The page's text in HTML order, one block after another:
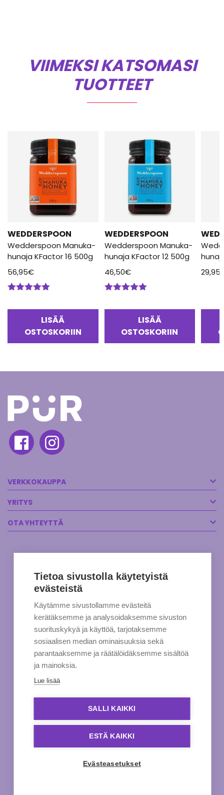
VIIMEKSI KATSOMASI
TUOTTEET
WEDDERSPOON
Wedderspoon Manuka-
hunaja KFactor 16 500g
56,95€
LISÄÄ
OSTOSKORIIN
WEDDERSPOON
Wedderspoon Manuka-
hunaja KFactor 12 500g
46,50€
LISÄÄ
OSTOSKORIIN
29,95
VERKKOKAUPPA
YRITYS
OTA YHTEYTTÄ
Tietoa sivustolla käytetyistä
evästeistä
Käytämme sivustollamme evästeitä
kerätäksemme ja analysoidaksemme sivuston
suorituskykyä ja käyttöä, tarjotaksemme
sosiaalisen median ominaisuuksia sekä
parantaaksemme ja räätälöidäksemme sisältöä
ja mainoksia.
Lue lisää
SALLI KAIKKI
ESTÄ KAIKKI
Evästeasetukset